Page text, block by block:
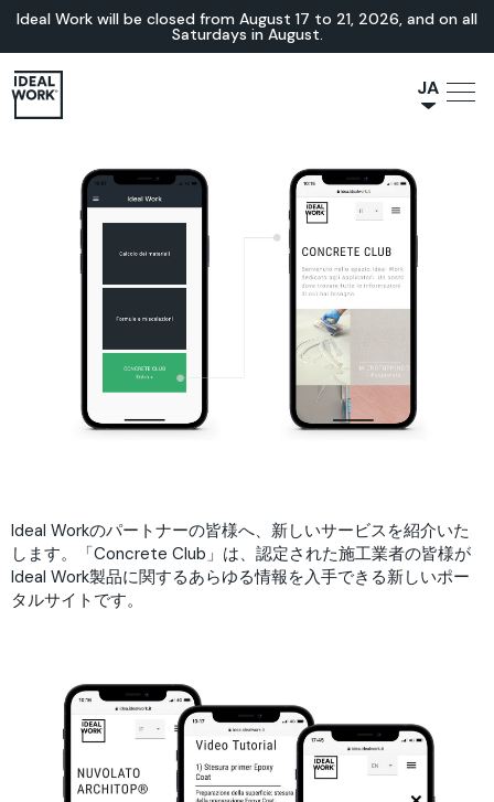
Ideal Work will be closed from August 17 to 21, 2026, and on all
Saturdays in August.
JA
Ideal Workのパートナーの皆様へ、新しいサービスを紹介いた
します。「Concrete Club」は、認定された施工業者の皆様が
Ideal Work製品に関するあらゆる情報を入手できる新しいポー
タルサイトです。